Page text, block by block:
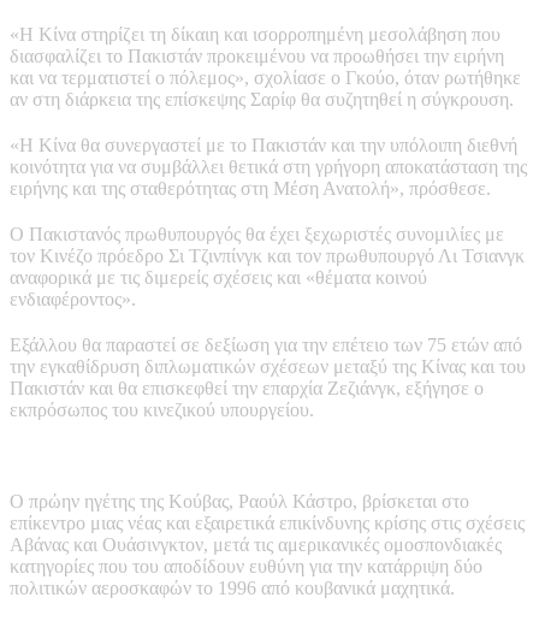
«Η Κίνα στηρίζει τη δίκαιη και ισορροπημένη μεσολάβηση που
διασφαλίζει το Πακιστάν προκειμένου να προωθήσει την ειρήνη
και να τερματιστεί ο πόλεμος», σχολίασε ο Γκούο, όταν ρωτήθηκε
αν στη διάρκεια της επίσκεψης Σαρίφ θα συζητηθεί η σύγκρουση.
«Η Κίνα θα συνεργαστεί με το Πακιστάν και την υπόλοιπη διεθνή
κοινότητα για να συμβάλλει θετικά στη γρήγορη αποκατάσταση της
ειρήνης και της σταθερότητας στη Μέση Ανατολή», πρόσθεσε.
Ο Πακιστανός πρωθυπουργός θα έχει ξεχωριστές συνομιλίες με
τον Κινέζο πρόεδρο Σι Τζινπίνγκ και τον πρωθυπουργό Λι Τσιανγκ
αναφορικά με τις διμερείς σχέσεις και «θέματα κοινού
ενδιαφέροντος».
Εξάλλου θα παραστεί σε δεξίωση για την επέτειο των 75 ετών από
την εγκαθίδρυση διπλωματικών σχέσεων μεταξύ της Κίνας και του
Πακιστάν και θα επισκεφθεί την επαρχία Ζεζιάνγκ, εξήγησε ο
εκπρόσωπος του κινεζικού υπουργείου.
Ο πρώην ηγέτης της Κούβας, Ραούλ Κάστρο, βρίσκεται στο
επίκεντρο μιας νέας και εξαιρετικά επικίνδυνης κρίσης στις σχέσεις
Αβάνας και Ουάσινγκτον, μετά τις αμερικανικές ομοσπονδιακές
κατηγορίες που του αποδίδουν ευθύνη για την κατάρριψη δύο
πολιτικών αεροσκαφών το 1996 από κουβανικά μαχητικά.